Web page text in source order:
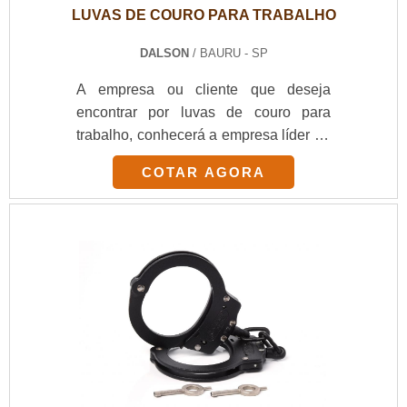
LUVAS DE COURO PARA TRABALHO
DALSON / BAURU - SP
A empresa ou cliente que deseja
encontrar por luvas de couro para
trabalho, conhecerá a empresa líder do
mercado. Comparando no portal
Soluções Industriais e encontrando a
líder em qualidade. Quando o tema é
Dalson irá encontrar precisão com
comprometimento com os resultados
dos clientes.UM POUCO MAIS
SOBRE LUVAS DE COURO PARA
TRABALHOHá muitas maneiras
eficientes de demonstrar competência
e excelência em sua área de atuação.
COTAR AGORA